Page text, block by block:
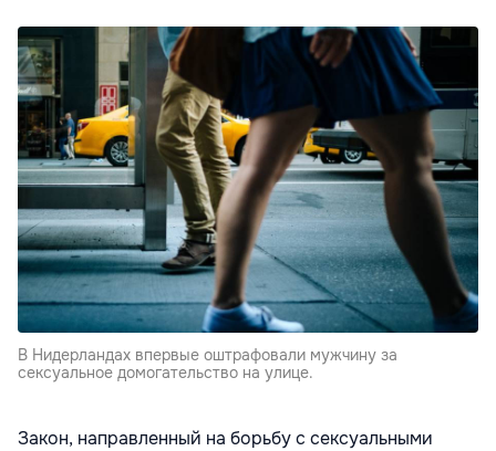
В Нидерландах впервые оштрафовали мужчину за
сексуальное домогательство на улице.
Закон, направленный на борьбу с сексуальными